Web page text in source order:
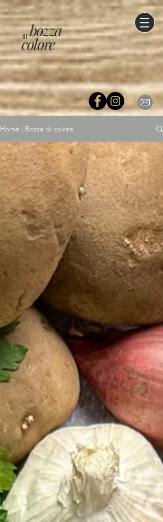
di
colore
bozza
Home | Bozza di colore